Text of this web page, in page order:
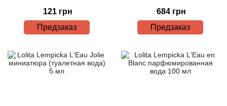
121 грн
Предзаказ
684 грн
Предзаказ